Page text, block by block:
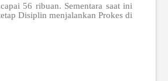
56 ribuan. Sementara saat ini
Disiplin menjalankan Prokes di